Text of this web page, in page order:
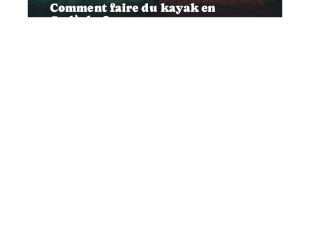
Comment faire du kayak en
Ardèche ?